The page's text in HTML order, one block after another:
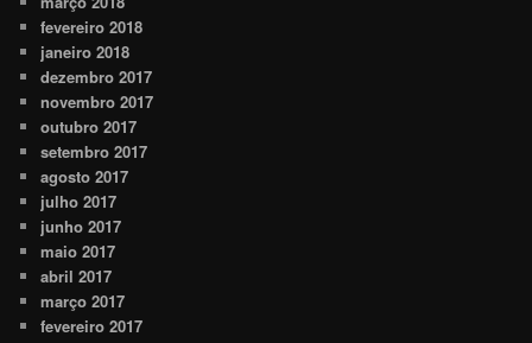
fevereiro 2018
janeiro 2018
dezembro 2017
novembro 2017
outubro 2017
setembro 2017
agosto 2017
julho 2017
junho 2017
maio 2017
abril 2017
março 2017
fevereiro 2017